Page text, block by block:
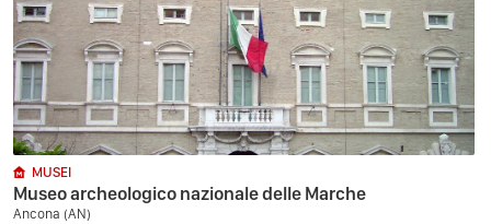
MUSEI
Museo archeologico nazionale delle Marche
Ancona (AN)